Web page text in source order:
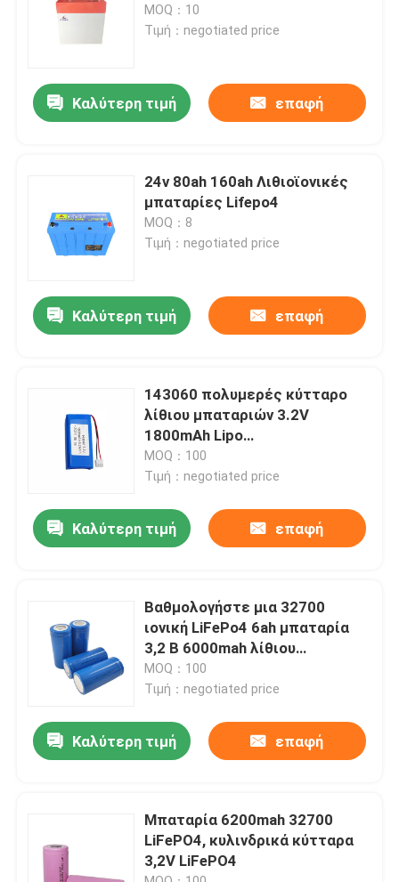
Προϊόντα
Σχετικά με εμάς
Ποιοτικός έλεγχος
Νέα
Όλες οι περιπτώσεις
Ιονική LiFePO4 μπαταρία λίθιου
MOQ：10
Τιμή：negotiated price
Καλύτερη τιμή επαφή
24v 80ah 160ah Λιθιοϊονικές
μπαταρίες Lifepo4
MOQ：8
Τιμή：negotiated price
Καλύτερη τιμή επαφή
143060 πολυμερές κύτταρο
λίθιου μπαταριών 3.2V
1800mAh Lipo
επανακαταλογηστέο
MOQ：100
Τιμή：negotiated price
Καλύτερη τιμή επαφή
Βαθμολογήστε μια 32700
ιονική LiFePo4 6ah μπαταρία
3,2 Β 6000mah λίθιου
επανακαταλογηστέο
MOQ：100
Τιμή：negotiated price
Καλύτερη τιμή επαφή
Μπαταρία 6200mah 32700
LiFePO4, κυλινδρικά κύτταρα
3,2V LiFePO4